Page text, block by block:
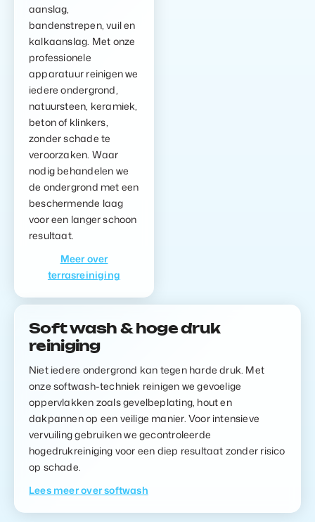
aanslag,
bandenstrepen, vuil en
kalkaanslag. Met onze
professionele
apparatuur reinigen we
iedere ondergrond,
natuursteen, keramiek,
beton of klinkers,
zonder schade te
veroorzaken. Waar
nodig behandelen we
de ondergrond met een
beschermende laag
voor een langer schoon
resultaat.
Meer over
terrasreiniging
Soft wash & hoge druk
reiniging
Niet iedere ondergrond kan tegen harde druk. Met
onze softwash-techniek reinigen we gevoelige
oppervlakken zoals gevelbeplating, hout en
dakpannen op een veilige manier. Voor intensieve
vervuiling gebruiken we gecontroleerde
hogedrukreiniging voor een diep resultaat zonder risico
op schade.
Lees meer over softwash